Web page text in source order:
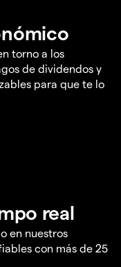
torno a los
de dividendos y
para que te lo
real
en nuestros
con más de 25